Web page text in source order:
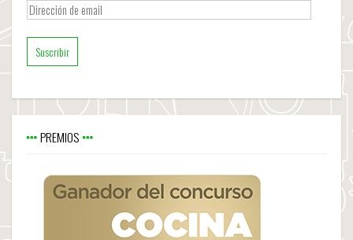
Dirección
de
email
PREMIOS